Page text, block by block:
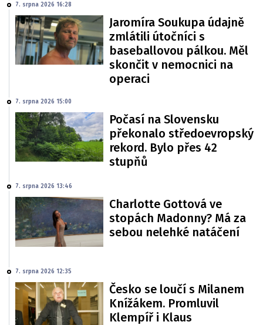
7. srpna 2026 16:28
Jaromíra Soukupa údajně
zmlátili útočníci s
baseballovou pálkou. Měl
skončit v nemocnici na
operaci
7. srpna 2026 15:00
Počasí na Slovensku
překonalo středoevropský
rekord. Bylo přes 42
stupňů
7. srpna 2026 13:46
Charlotte Gottová ve
stopách Madonny? Má za
sebou nelehké natáčení
7. srpna 2026 12:35
Česko se loučí s Milanem
Knížákem. Promluvil
Klempíř i Klaus